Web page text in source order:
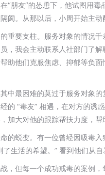
“朋友”的怂恿下，他试图用
阂。从那以后，小周开始主
重要支柱。服务对象的情况
，我会主动联系人社部门了
助他们克服焦虑、抑郁等负
中最困难的莫过于服务对象
的 “毒友” 相遇，在对方的
加大对他的跟踪帮扶力度，
的蜕变。有一位曾经因吸毒
生活的希望。” 看到他们从
，但每一个成功戒毒的案例